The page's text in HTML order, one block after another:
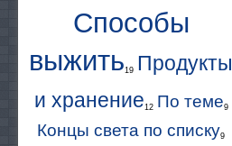
Способы
выжить19 Продукты
и хранение12 По теме9
Концы света по списку9